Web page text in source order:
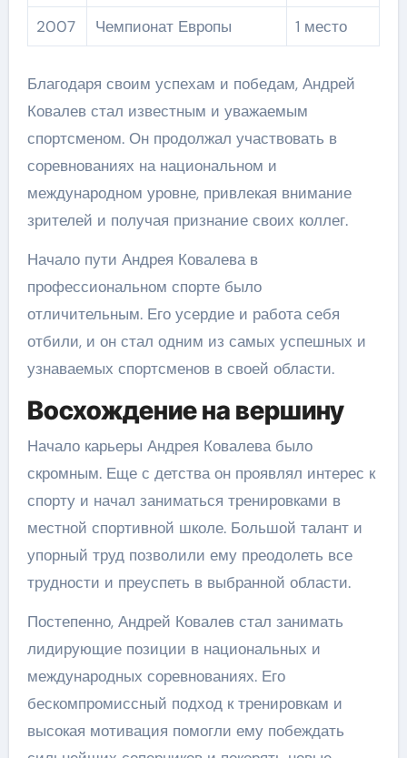
2007
Чемпионат Европы 1 место
Благодаря своим успехам и победам, Андрей
Ковалев стал известным и уважаемым
спортсменом. Он продолжал участвовать в
соревнованиях на национальном и
международном уровне, привлекая внимание
зрителей и получая признание своих коллег.
Начало пути Андрея Ковалева в
профессиональном спорте было
отличительным. Его усердие и работа себя
отбили, и он стал одним из самых успешных и
узнаваемых спортсменов в своей области.
Восхождение на вершину
Начало карьеры Андрея Ковалева было
скромным. Еще с детства он проявлял интерес к
спорту и начал заниматься тренировками в
местной спортивной школе. Большой талант и
упорный труд позволили ему преодолеть все
трудности и преуспеть в выбранной области.
Постепенно, Андрей Ковалев стал занимать
лидирующие позиции в национальных и
международных соревнованиях. Его
бескомпромиссный подход к тренировкам и
высокая мотивация помогли ему побеждать